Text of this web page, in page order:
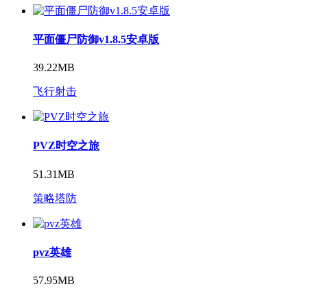
平面僵尸防御v1.8.5安卓版
39.22MB
飞行射击
PVZ时空之旅
51.31MB
策略塔防
pvz英雄
57.95MB